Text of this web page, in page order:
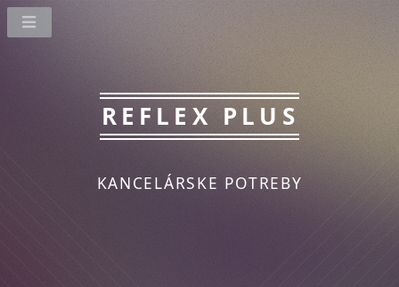
REFLEX PLUS
KANCELÁRSKE POTREBY